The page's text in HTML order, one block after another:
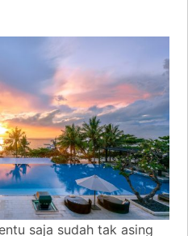
saja sudah tak asing